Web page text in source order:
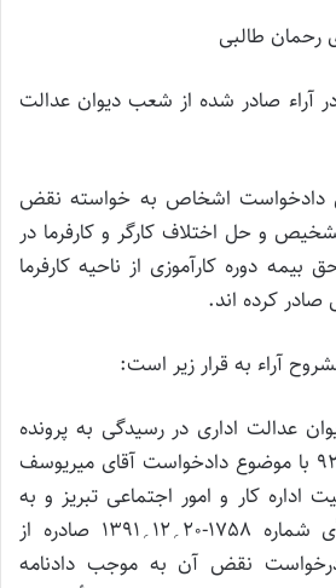
رحمان طالبی
آراء صادر شده از شعب دیوان عدالت
اشخاص به خواسته نقض
و حل اختلاف کارگر و کارفرما در
دوره کارآموزی از ناحیه کارفرما
کرده اند.
آراء به قرار زیر است:
بدوی دیوان عدالت اداری در رسیدگی به پرونده
شماره 920998090002715 با موضوع دادخواست آقای میریوسف
کار و امور اجتماعی تبریز و به
خواسته اعتراض به رأی شماره 1758-20؍12؍1391 صادره از
نقض آن به موجب دادنامه